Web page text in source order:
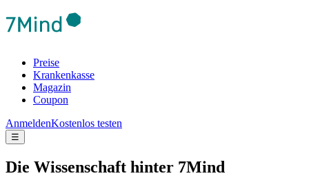
Preise
Krankenkasse
Magazin
Coupon
AnmeldenKostenlos testen
☰
Die Wis­sen­schaft hinter 7Mind